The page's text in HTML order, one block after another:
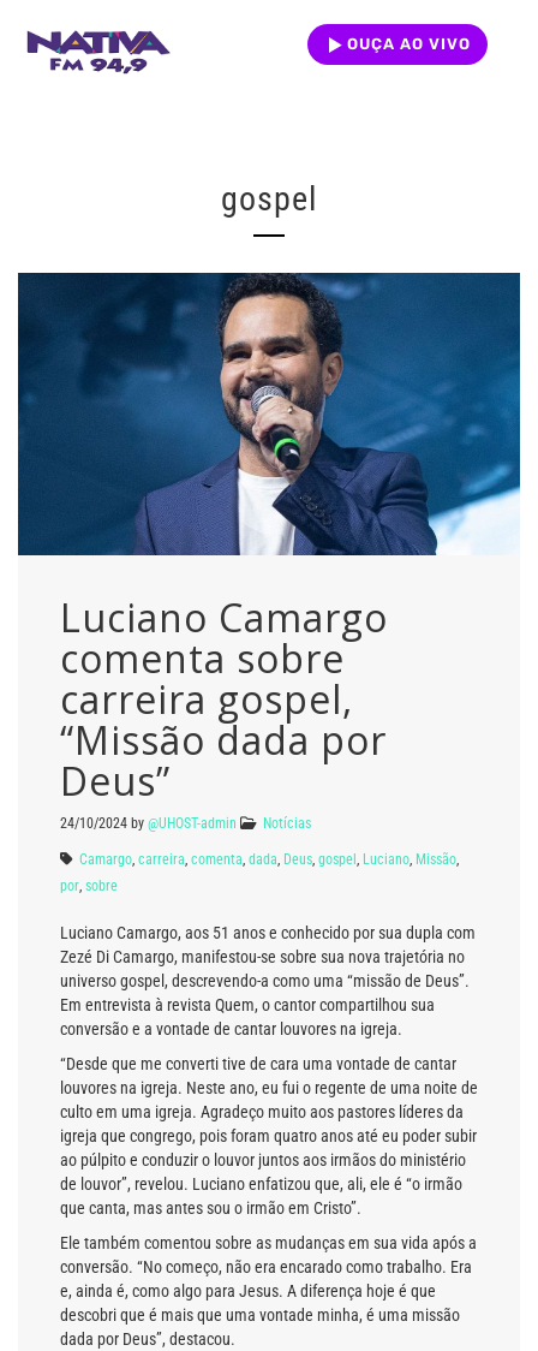
OUÇA AO VIVO
gospel
Luciano Camargo
comenta sobre
carreira gospel,
“Missão dada por
Deus”
24/10/2024 by @UHOST-admin Notícias
Camargo carreira comenta dada Deus gospel Luciano Missão
por sobre
Luciano Camargo, aos 51 anos e conhecido por sua dupla com
Zezé Di Camargo, manifestou-se sobre sua nova trajetória no
universo gospel, descrevendo-a como uma “missão de Deus”.
Em entrevista à revista Quem, o cantor compartilhou sua
conversão e a vontade de cantar louvores na igreja.
“Desde que me converti tive de cara uma vontade de cantar
louvores na igreja. Neste ano, eu fui o regente de uma noite de
culto em uma igreja. Agradeço muito aos pastores líderes da
igreja que congrego, pois foram quatro anos até eu poder subir
ao púlpito e conduzir o louvor juntos aos irmãos do ministério
de louvor”, revelou. Luciano enfatizou que, ali, ele é “o irmão
que canta, mas antes sou o irmão em Cristo”.
Ele também comentou sobre as mudanças em sua vida após a
conversão. “No começo, não era encarado como trabalho. Era
e, ainda é, como algo para Jesus. A diferença hoje é que
descobri que é mais que uma vontade minha, é uma missão
dada por Deus”, destacou.